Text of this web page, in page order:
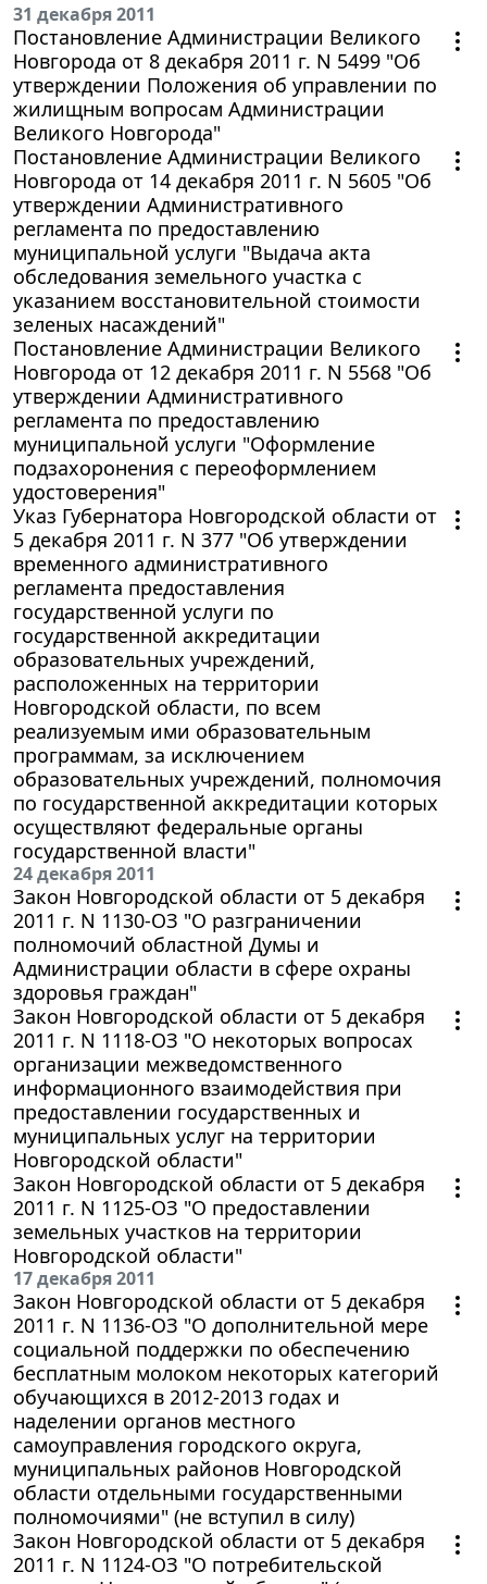
31 декабря 2011
Постановление Администрации Великого
Новгорода от 8 декабря 2011 г. N 5499 "Об
утверждении Положения об управлении по
жилищным вопросам Администрации
Великого Новгорода"
Постановление Администрации Великого
Новгорода от 14 декабря 2011 г. N 5605 "Об
утверждении Административного
регламента по предоставлению
муниципальной услуги "Выдача акта
обследования земельного участка с
указанием восстановительной стоимости
зеленых насаждений"
Постановление Администрации Великого
Новгорода от 12 декабря 2011 г. N 5568 "Об
утверждении Административного
регламента по предоставлению
муниципальной услуги "Оформление
подзахоронения с переоформлением
удостоверения"
Указ Губернатора Новгородской области от
5 декабря 2011 г. N 377 "Об утверждении
временного административного
регламента предоставления
государственной услуги по
государственной аккредитации
образовательных учреждений,
расположенных на территории
Новгородской области, по всем
реализуемым ими образовательным
программам, за исключением
образовательных учреждений, полномочия
по государственной аккредитации которых
осуществляют федеральные органы
государственной власти"
24 декабря 2011
Закон Новгородской области от 5 декабря
2011 г. N 1130-ОЗ "О разграничении
полномочий областной Думы и
Администрации области в сфере охраны
здоровья граждан"
Закон Новгородской области от 5 декабря
2011 г. N 1118-ОЗ "О некоторых вопросах
организации межведомственного
информационного взаимодействия при
предоставлении государственных и
муниципальных услуг на территории
Новгородской области"
Закон Новгородской области от 5 декабря
2011 г. N 1125-ОЗ "О предоставлении
земельных участков на территории
Новгородской области"
17 декабря 2011
Закон Новгородской области от 5 декабря
2011 г. N 1136-ОЗ "О дополнительной мере
социальной поддержки по обеспечению
бесплатным молоком некоторых категорий
обучающихся в 2012-2013 годах и
наделении органов местного
самоуправления городского округа,
муниципальных районов Новгородской
области отдельными государственными
полномочиями" (не вступил в силу)
Закон Новгородской области от 5 декабря
2011 г. N 1124-ОЗ "О потребительской